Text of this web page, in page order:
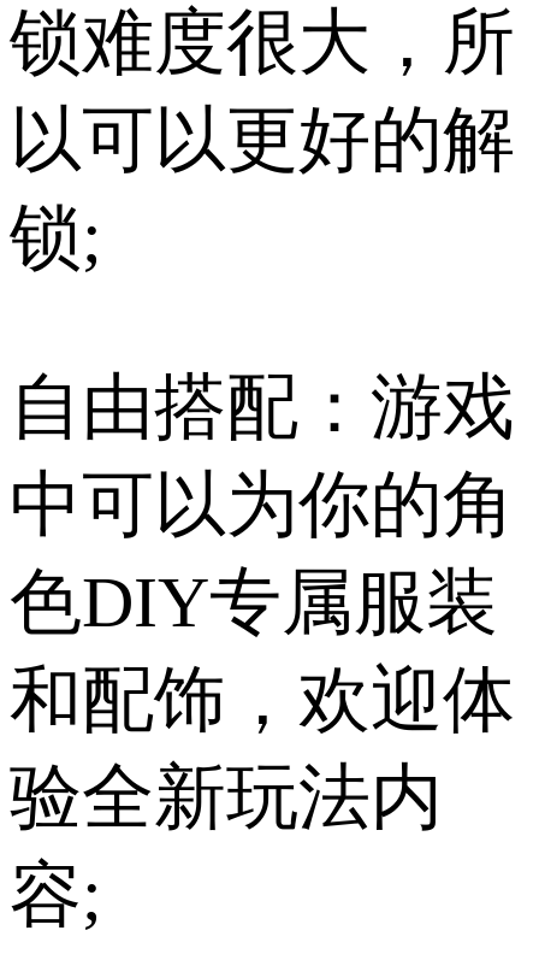
锁难度很大，所
以可以更好的解
锁;
自由搭配：游戏
中可以为你的角
色DIY专属服装
和配饰，欢迎体
验全新玩法内
容;